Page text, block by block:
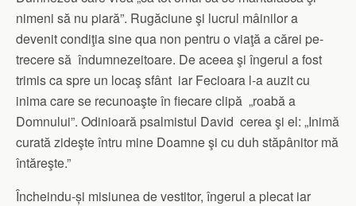
nimeni să nu piară”. Rugăciune şi lucrul mâinilor a
devenit condiţia sine qua non pentru o viaţă a cărei pe-
trecere să îndumnezeitoare. De aceea şi îngerul a fost
trimis ca spre un locaş sfânt iar Fecioara l-a auzit cu
inima care se recunoaşte în fiecare clipă „roabă a
Domnului”. Odinioară psalmistul David cerea şi el: „Inimă
curată zideşte întru mine Doamne şi cu duh stăpânitor mă
întăreşte.”
Încheindu-și misiunea de vestitor, îngerul a plecat iar